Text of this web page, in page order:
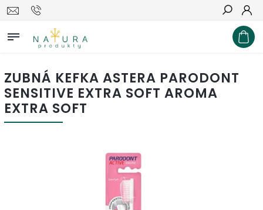
Hľadať
ZUBNÁ KEFKA ASTERA PARODONT
SENSITIVE EXTRA SOFT AROMA
EXTRA SOFT